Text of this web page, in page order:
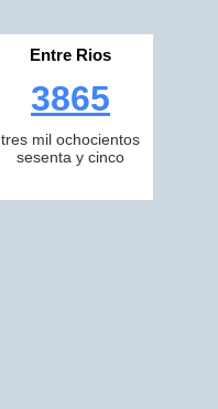
Entre Rios
3865
tres mil ochocientos
sesenta y cinco